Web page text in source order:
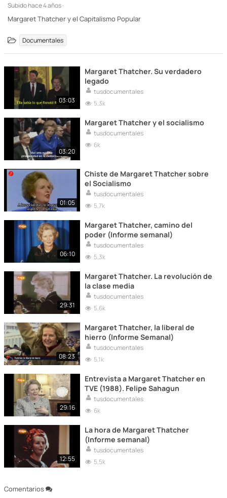
Subidohace 4 años ·
Margaret Thatcher y el Capitalismo Popular
Documentales
Comentarios
03:03
Margaret Thatcher. Su verdadero
legado
tusdocumentales
5,3k
03:20
Margaret Thatcher y el socialismo
tusdocumentales
6k
01:05
Chiste de Margaret Thatcher sobre
el Socialismo
tusdocumentales
5,7k
06:10
Margaret Thatcher, camino del
poder (Informe semanal)
tusdocumentales
5,3k
29:31
Margaret Thatcher. La revolución de
la clase media
tusdocumentales
5,6k
08:23
Margaret Thatcher, la liberal de
hierro (Informe Semanal)
tusdocumentales
5,1k
29:16
Entrevista a Margaret Thatcher en
TVE (1988). Felipe Sahagun
tusdocumentales
6k
12:55
La hora de Margaret Thatcher
(Informe semanal)
tusdocumentales
5,5k